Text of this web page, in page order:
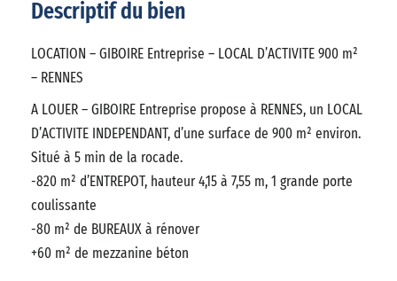
Descriptif du bien
LOCATION – GIBOIRE Entreprise – LOCAL D’ACTIVITE 900 m²
– RENNES
A LOUER – GIBOIRE Entreprise propose à RENNES, un LOCAL
D’ACTIVITE INDEPENDANT, d’une surface de 900 m² environ.
Situé à 5 min de la rocade.
-820 m² d’ENTREPOT, hauteur 4,15 à 7,55 m, 1 grande porte
coulissante
-80 m² de BUREAUX à rénover
+60 m² de mezzanine béton